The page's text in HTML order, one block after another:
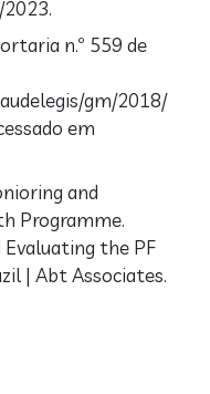
n.º 559 de
gm/2018/
em
and
Programme.
the PF
| Abt Associates.